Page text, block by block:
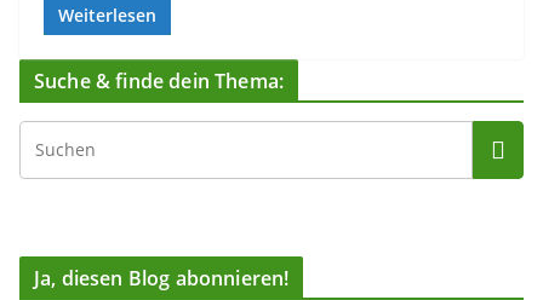
Weiterlesen
Suche & finde dein Thema:
Ja, diesen Blog abonnieren!